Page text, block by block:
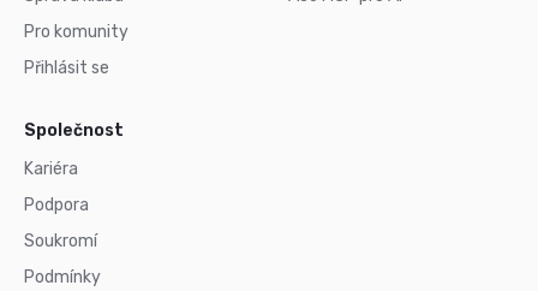
Pro komunity
Přihlásit se
Společnost
Kariéra
Podpora
Soukromí
Podmínky